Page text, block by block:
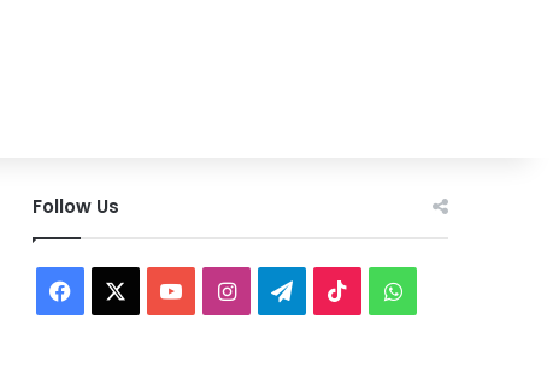
Follow Us
Facebook You InstagramTelegram
TikTokWhatsApp